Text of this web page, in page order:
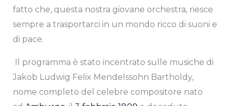
fatto che, questa nostra giovane orchestra, riesce
sempre a trasportarci in un mondo ricco di suoni e
di pace.
Il programma è stato incentrato sulle musiche di
Jakob Ludwig Felix Mendelssohn Bartholdy,
nome completo del celebre compositore nato